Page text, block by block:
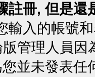
註冊, 但是還
輸入的帳號
管理人員
並未發表